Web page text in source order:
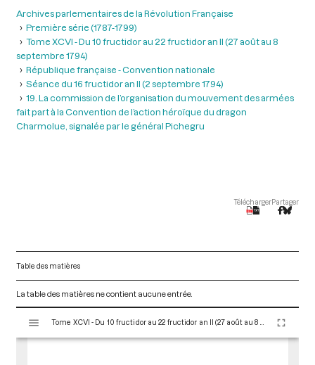
Archives parlementaires de la Révolution Française
Première série (1787-1799)
Tome XCVI - Du 10 fructidor au 22 fructidor an II (27 août au 8
septembre 1794)
République française - Convention nationale
Séance du 16 fructidor an II (2 septembre 1794)
19. La commission de l’organisation du mouvement des armées
fait part à la Convention de l’action héroïque du dragon
Charmolue, signalée par le général Pichegru
TéléchargerPartager
Table des matières
La table des matières ne contient aucune entrée.
s